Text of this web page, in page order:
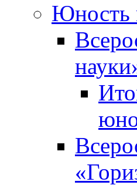
Юность